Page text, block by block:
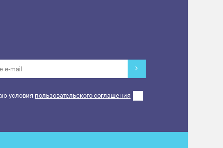
условия пользовательского соглашения